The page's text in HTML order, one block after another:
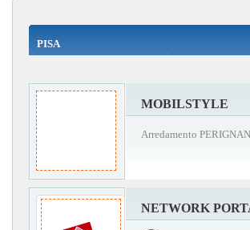
PISA
MOBILSTYLE
Arredamento
NETWORK